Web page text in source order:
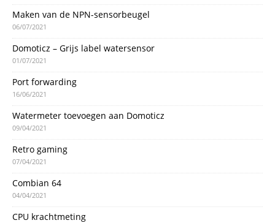
Maken van de NPN-sensorbeugel
06/07/2021
Domoticz – Grijs label watersensor
01/07/2021
Port forwarding
16/06/2021
Watermeter toevoegen aan Domoticz
09/04/2021
Retro gaming
07/04/2021
Combian 64
04/04/2021
CPU krachtmeting